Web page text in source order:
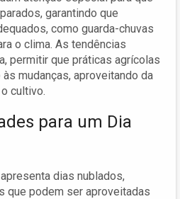
garantindo que
como guarda-chuvas
o clima. As tendências
permitir que práticas agrícolas
mudanças, aproveitando da
cultivo.
para um Dia
dias nublados,
que podem ser aproveitadas